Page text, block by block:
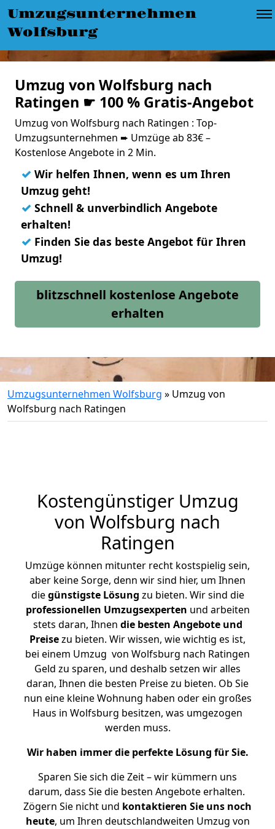
Umzugsunternehmen
Wolfsburg
Umzug von Wolfsburg nach
Ratingen ☛ 100 % Gratis-Angebot
Umzug von Wolfsburg nach Ratingen : Top-
Umzugsunternehmen ➨ Umzüge ab 83€ –
Kostenlose Angebote in 2 Min.
✓ Wir helfen Ihnen, wenn es um Ihren
Umzug geht!
✓ Schnell & unverbindlich Angebote
erhalten!
✓ Finden Sie das beste Angebot für Ihren
Umzug!
blitzschnell kostenlose Angebote
erhalten
Umzugsunternehmen Wolfsburg » Umzug von
Wolfsburg nach Ratingen
Kostengünstiger Umzug
von Wolfsburg nach
Ratingen
Umzüge können mitunter recht kostspielig sein,
aber keine Sorge, denn wir sind hier, um Ihnen
diegünstigste Lösung zu bieten. Wir sind die
professionellen Umzugsexperten und arbeiten
stets daran, Ihnen die besten Angebote und
Preisezu bieten. Wir wissen, wie wichtig es ist,
bei einem Umzug von Wolfsburg nach Ratingen
Geld zu sparen, und deshalb setzen wir alles
daran, Ihnen die besten Preise zu bieten. Ob Sie
nun eine kleine Wohnung haben oder ein großes
Haus in Wolfsburg besitzen, was umgezogen
werden muss.
Wir haben immer die perfekte Lösung für Sie.
Sparen Sie sich die Zeit – wir kümmern uns
darum, dass Sie die besten Angebote erhalten.
Zögern Sie nicht und kontaktieren Sie uns noch
heute, um Ihren deutschlandweiten Umzug von